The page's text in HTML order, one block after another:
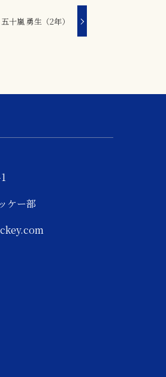
十嵐 勇生（2年）
ケー部